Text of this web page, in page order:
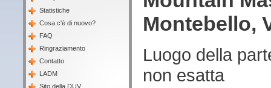
Statistiche
Cosa c'è di nuovo?
FAQ
Ringraziamento
Contatto
LADM
Sito della DUV
Montebello,
Luogo della
non esatta